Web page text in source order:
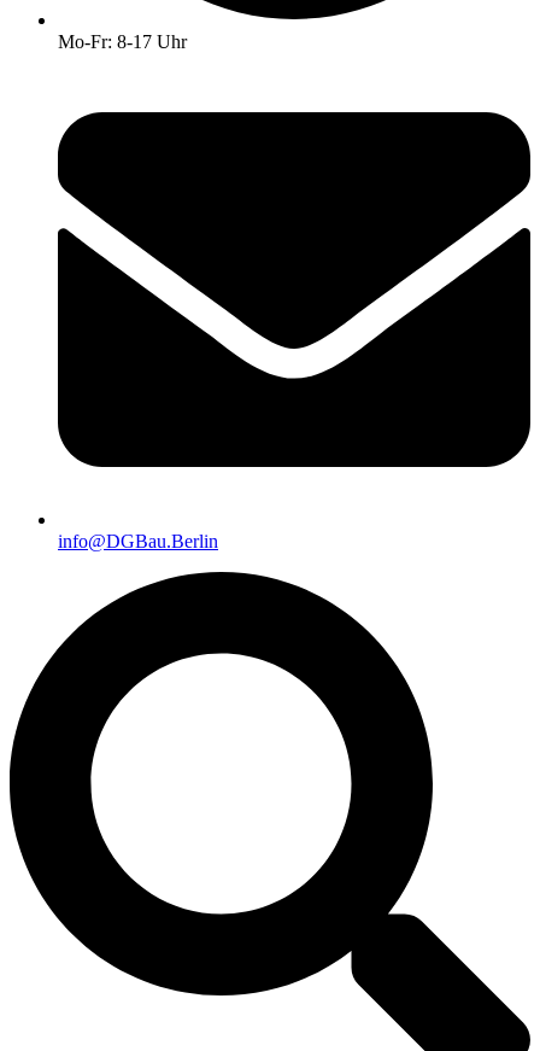
Mo-Fr: 8-17 Uhr
info@DGBau.Berlin